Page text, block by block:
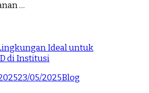
…
23/05/2025Blog